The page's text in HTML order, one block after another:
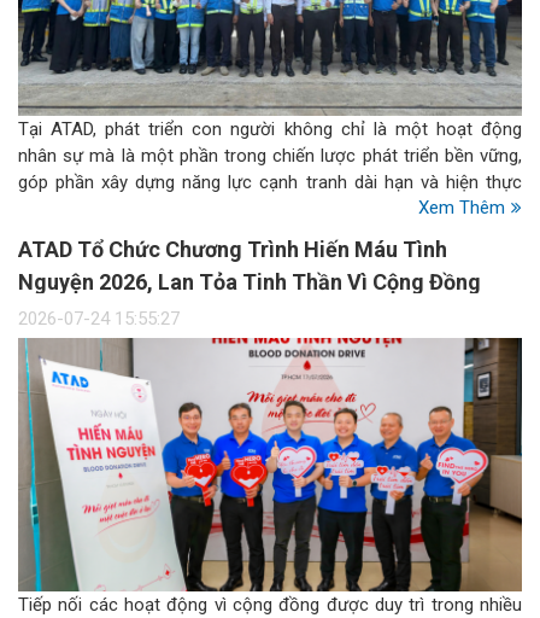
Tại ATAD, phát triển con người không chỉ là một hoạt động
nhân sự mà là một phần trong chiến lược phát triển bền vững,
góp phần xây dựng năng lực cạnh tranh dài hạn và hiện thực
hóa định vị Global Steel Structure Partner. Đây cũng là một
trong những trọng tâm thuộc trụ cột Social trong chiến lược
ESG của Công ty.
Xem Thêm
ATAD Tổ Chức Chương Trình Hiến Máu Tình
Nguyện 2026, Lan Tỏa Tinh Thần Vì Cộng Đồng
2026-07-24 15:55:27
Tiếp nối các hoạt động vì cộng đồng được duy trì trong nhiều